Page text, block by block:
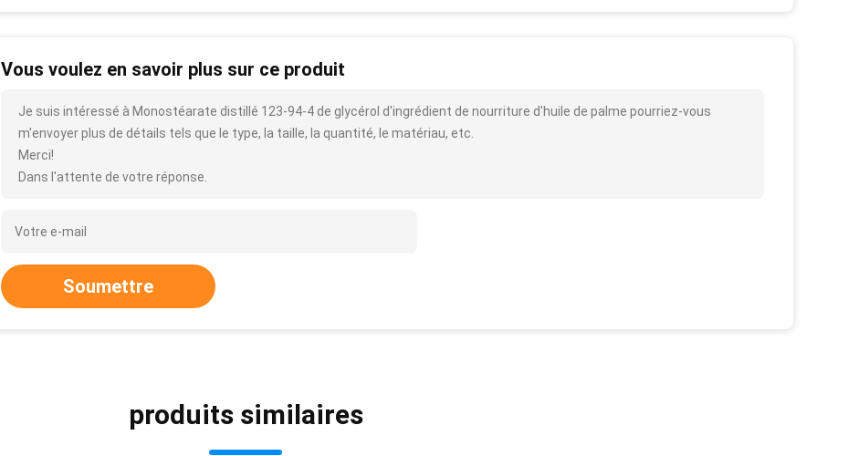
Vous voulez en savoir plus sur ce produit
Je suis intéressé à Monostéarate distillé 123-94-4 de glycérol d'ingrédient de nourriture d'huile de palme pourriez-vous
m'envoyer plus de détails tels que le type, la taille, la quantité, le matériau, etc.
Merci!
Dans l'attente de votre réponse.
Soumettre
produits similaires